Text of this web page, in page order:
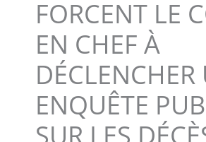
FORCENT LE
EN CHEF À
DÉCLENCHER
ENQUÊTE
SUR LES